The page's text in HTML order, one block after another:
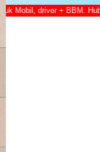
driver + BBM. Hubungi